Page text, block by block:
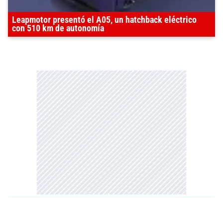
Leapmotor presentó el A05, un hatchback eléctrico
con 510 km de autonomía